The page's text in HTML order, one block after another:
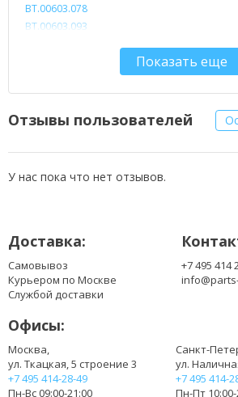
BT.00603.078
BT.00603.093
Показать еще
Отзывы пользователей
У нас пока что нет отзывов.
Доставка:
Самовывоз
Курьером по Москве
Службой доставки
+7 495 414
Офисы:
Москва,
ул. Ткацкая, 5 строение 3
+7 495 414-28-49
Пн-Вс 09:00-21:00
Санкт-
ул.
+7 495 414-
Пн-Пт 10:00-